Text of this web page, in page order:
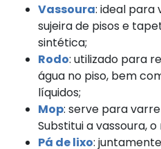
Vassoura: ideal para
sujeira de pisos e
sintética;
Rodo: utilizado para
água no piso, bem
líquidos;
Mop: serve para
Substitui a vassoura,
Pá de lixo: